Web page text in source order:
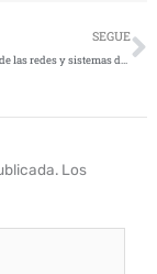
SEGUE
La ciberseguridad de las redes y sistemas de Securitas Seguridad España
Los